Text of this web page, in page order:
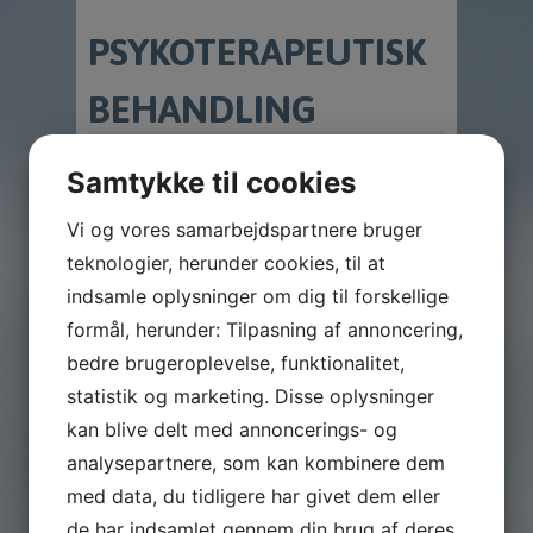
PSYKOTERAPEUTISK
BEHANDLING
Undervisning
Jeg underviser indenfor
nedennævnte områder,
men gerne også ud fra
ønskede emner som
ligger udenfor det
nævnte.
Sund og god
arbejdspladsen, f.eks-
mellem forskellige
afdelinger, de enkelte
medarbejdere imellem,
Samtykke til cookies
Vi og vores samarbejdspartnere bruger
teknologier, herunder cookies, til at
indsamle oplysninger om dig til forskellige
formål, herunder: Tilpasning af annoncering,
bedre brugeroplevelse, funktionalitet,
statistik og marketing. Disse oplysninger
kan blive delt med annoncerings- og
analysepartnere, som kan kombinere dem
med data, du tidligere har givet dem eller